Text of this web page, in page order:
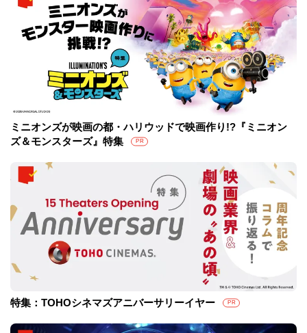
ミニオンズが映画の都・ハリウッドで映画作り!?『ミニオン
ズ＆モンスターズ』特集
PR
特集：TOHOシネマズアニバーサリーイヤー PR